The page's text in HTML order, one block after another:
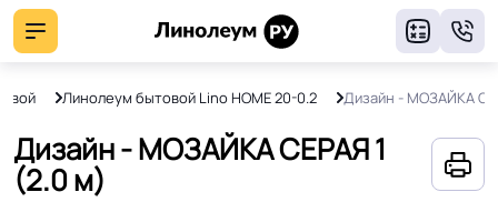
Линолеум бытовой Lino HOME 20-0.2 Дизайн - МОЗАЙКА
Дизайн - МОЗАЙКА СЕРАЯ 1
(2.0 м)